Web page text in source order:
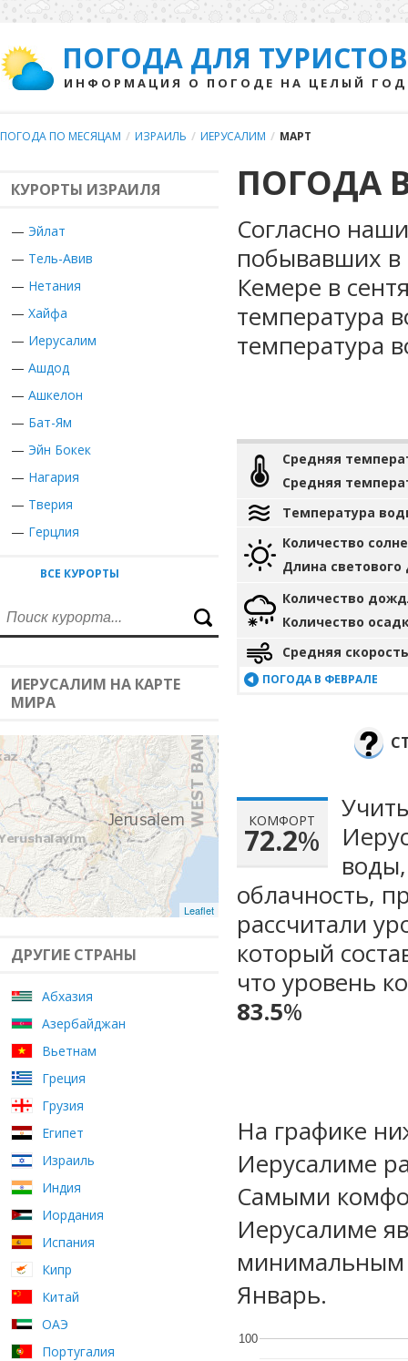
ПОГОДА ДЛЯ ТУРИСТОВ
ИНФОРМАЦИЯ О ПОГОДЕ НА ЦЕЛЫЙ ГОД
ПОГОДА ПО МЕСЯЦАМ / ИЗРАИЛЬ / ИЕРУСАЛИМ / МАРТ
КУРОРТЫ ИЗРАИЛЯ
— Эйлат
— Тель-Авив
— Нетания
— Хайфа
— Иерусалим
— Ашдод
— Ашкелон
— Бат-Ям
— Эйн Бокек
— Нагария
— Тверия
— Герцлия
ВСЕ КУРОРТЫ
ИЕРУСАЛИМ НА КАРТЕ
МИРА
Leaflet
ДРУГИЕ СТРАНЫ
Абхазия
Азербайджан
Вьетнам
Греция
Грузия
Египет
Израиль
Индия
Иордания
Испания
Кипр
Китай
ОАЭ
Португалия
ПОГОДА
Согласно
побывавших в
Кемере в
температура
температура
Средняя
Средняя
Температура
Количество
Длина светового
Количество
Количество
Средняя
ПОГОДА В ФЕВРАЛЕ
КОМФОРТ
72.2%
облачность,
рассчитали
который
что уровень
83.5%
На графике
Иерусалиме
Самыми
Иерусалиме
минимальным
Январь.
100